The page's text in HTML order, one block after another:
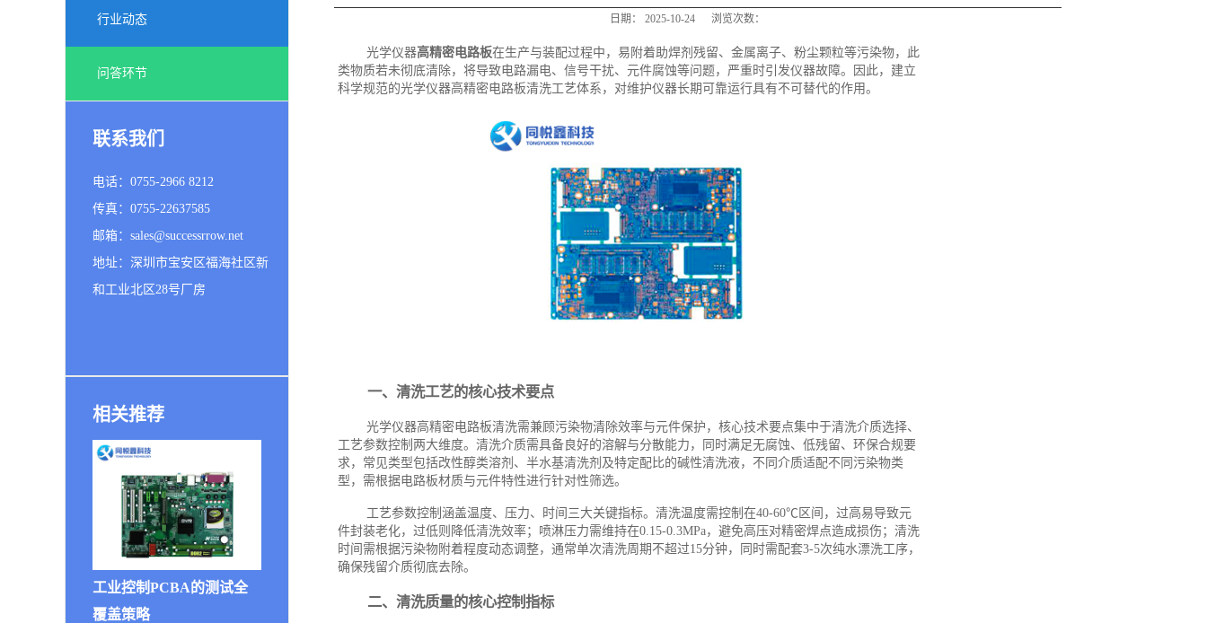
行业动态
问答环节
联系我们
电话：0755-2966 8212
传真：0755-22637585
邮箱：sales@successrrow.net
地址：深圳市宝安区福海社区新
和工业北区28号厂房
相关推荐
工业控制PCBA的测试全
覆盖策略
日期： 2025-10-24 浏览次数：
光学仪器高精密电路板在生产与装配过程中，易附着助焊剂残留、金属离子、粉尘颗粒等污染物，此
类物质若未彻底清除，将导致电路漏电、信号干扰、元件腐蚀等问题，严重时引发仪器故障。因此，建立
科学规范的光学仪器高精密电路板清洗工艺体系，对维护仪器长期可靠运行具有不可替代的作用。
一、清洗工艺的核心技术要点
光学仪器高精密电路板清洗需兼顾污染物清除效率与元件保护，核心技术要点集中于清洗介质选择、
工艺参数控制两大维度。清洗介质需具备良好的溶解与分散能力，同时满足无腐蚀、低残留、环保合规要
求，常见类型包括改性醇类溶剂、半水基清洗剂及特定配比的碱性清洗液，不同介质适配不同污染物类
型，需根据电路板材质与元件特性进行针对性筛选。
工艺参数控制涵盖温度、压力、时间三大关键指标。清洗温度需控制在40-60℃区间，过高易导致元
件封装老化，过低则降低清洗效率；喷淋压力需维持在0.15-0.3MPa，避免高压对精密焊点造成损伤；清洗
时间需根据污染物附着程度动态调整，通常单次清洗周期不超过15分钟，同时需配套3-5次纯水漂洗工序，
确保残留介质彻底去除。
二、清洗质量的核心控制指标